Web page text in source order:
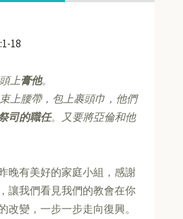
18
上膏他。
上腰帶，包上裹頭巾，他們
司的職任。又要將亞倫和他
晚有美好的家庭小組，感謝
讓我們看見我們的教會在你
改變，一步一步走向復興。